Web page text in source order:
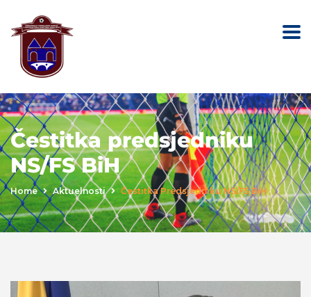
Čestitka predsjedniku
NS/FS BiH
Home Aktuelnosti Čestitka Predsjedniku NS/FS BiH